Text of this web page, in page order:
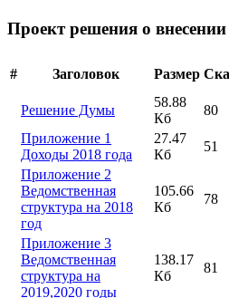
Проект решения о
# Заголовок Размер
Решение Думы
58.88
Кб
80
Приложение 1
Доходы 2018 года
27.47
Кб
51
Приложение 2
Ведомственная
структура на 2018
год
105.66
Кб
78
Приложение 3
Ведомственная
структура на
2019,2020 годы
138.17
Кб
81